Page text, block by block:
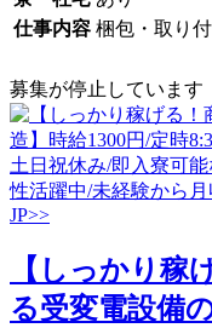
仕事内容 梱包・取り
募集が停止しています
【しっかり稼
る受変電設備